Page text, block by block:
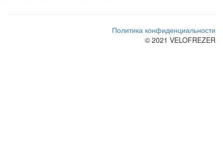
Политика конфиденциальности
© 2021 VELOFREZER